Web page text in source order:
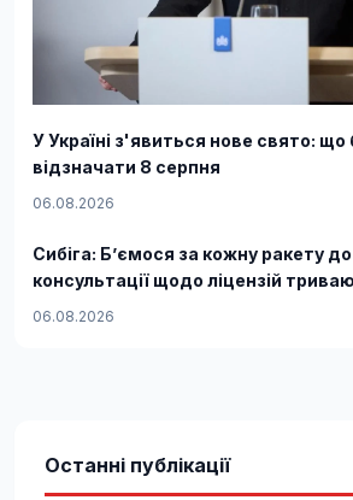
У Україні з'явиться нове свято: що
відзначати 8 серпня
06.08.2026
Сибіга: Б’ємося за кожну ракету
консультації щодо ліцензій
06.08.2026
Останні публікації